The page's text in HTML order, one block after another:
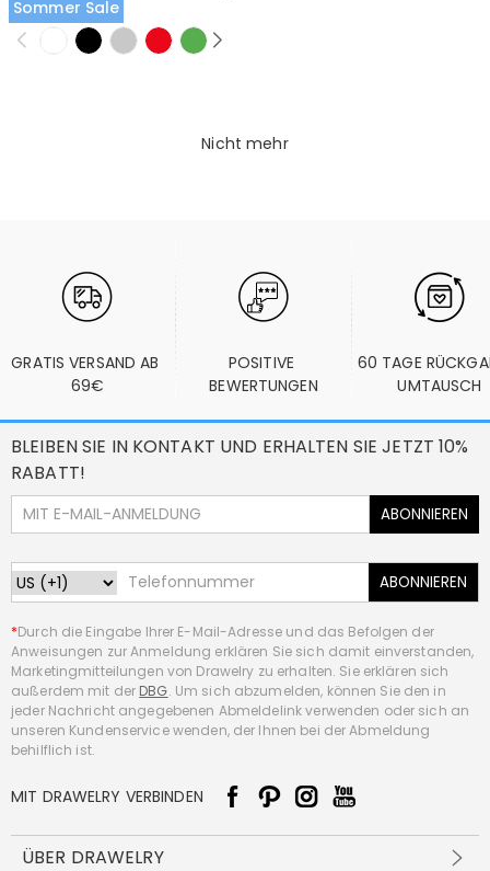
Sommer Sale
Nicht mehr
GRATIS VERSAND AB
69€
POSITIVE
BEWERTUNGEN
60 TAGE
UMTAUSCH
BLEIBEN SIE IN KONTAKT UND ERHALTEN SIE JETZT 10%
RABATT!
ABONNIEREN
ABONNIEREN
*Durch die Eingabe Ihrer E-Mail-Adresse und das Befolgen der
Anweisungen zur Anmeldung erklären Sie sich damit einverstanden,
Marketingmitteilungen von Drawelry zu erhalten. Sie erklären sich
außerdem mit der DBG. Um sich abzumelden, können Sie den in
jeder Nachricht angegebenen Abmeldelink verwenden oder sich an
unseren Kundenservice wenden, der Ihnen bei der Abmeldung
behilflich ist.
MIT DRAWELRY VERBINDEN
ÜBER DRAWELRY